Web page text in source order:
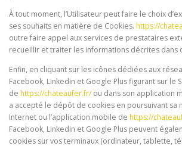
À tout moment, l’Utilisateur peut faire le choix
ses souhaits en matière de Cookies. https://
outre faire appel aux services de prestataires
recueillir et traiter les informations décrites dans
Enfin, en cliquant sur les icônes dédiées aux
Facebook, Linkedin et Google Plus figurant sur le
de https://chateaufer.fr/ou dans son application
a accepté le dépôt de cookies en poursuivant sa
Internet ou l’application mobile de https://
Facebook, Linkedin et Google Plus peuvent
cookies sur vos terminaux (ordinateur, tablette,